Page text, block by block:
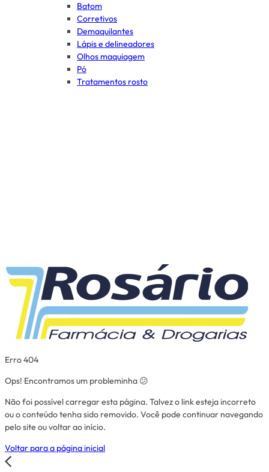
Batom
Corretivos
Demaquilantes
Lápis e delineadores
Olhos maquiagem
Pó
Tratamentos rosto
Erro 404
Ops! Encontramos um probleminha 😕
Não foi possível carregar esta página. Talvez o link esteja incorreto
ou o conteúdo tenha sido removido. Você pode continuar navegando
pelo site ou voltar ao início.
Voltar para a página inicial